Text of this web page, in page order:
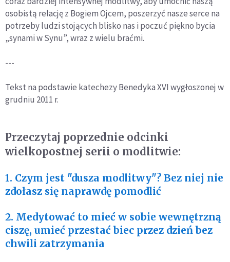
osobistą relację z Bogiem Ojcem, poszerzyć nasze serce na
potrzeby ludzi stojących blisko nas i poczuć piękno bycia
„synami w Synu”, wraz z wielu braćmi.
---
Tekst na podstawie katechezy Benedyka XVI wygłoszonej w
grudniu 2011 r.
Przeczytaj poprzednie odcinki
wielkopostnej serii o modlitwie:
1. Czym jest "dusza modlitwy"? Bez niej nie
zdołasz się naprawdę pomodlić
2. Medytować to mieć w sobie wewnętrzną
ciszę, umieć przestać biec przez dzień bez
chwili zatrzymania